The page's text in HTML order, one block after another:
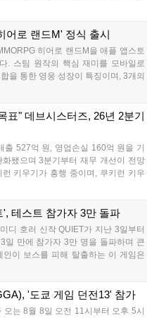
난처 운영, 연맹 협동 콘텐츠가 특징
공식 커뮤니티에서 확인 가능하다....
어로 랜드M' 정식 출시
히어로 랜드M을 애플 앱스토
. 스팀 원작의 핵심 재미를 모바일로
을 통한 영웅 성장이 특징이며, 3개의
길드전 등 다양한 콘텐츠를 제공한
라운지에서 확인할 수 있다. 이용자
를 통해 성장을 지원받을 수 있다....
표" 데브시스터즈, 26년 2분기
527억 원, 영업손실 160억 원을 기
됐으며 3분기부터 재무 개선이 전망
키우기가 흥행 중이며, 쿠키런 키우
2주 간격의 콘텐츠를 제공한다. 또한
행을 통해 하반기 실적 턴어라운드
테스트 참가자 3만 돌파
디 호러 신작 QUIET가 지난 3일부터
일 만에 참가자 3만 명을 돌파하며 큰
이 보스를 피해 탈출하는 이 게임은
리와 물리 법칙을 활용한 전략적 플레
페이지에서 확인 가능합니다....
'도쿄 게임 던전13' 참가
는 8월 8일 오전 11시부터 오후 5시